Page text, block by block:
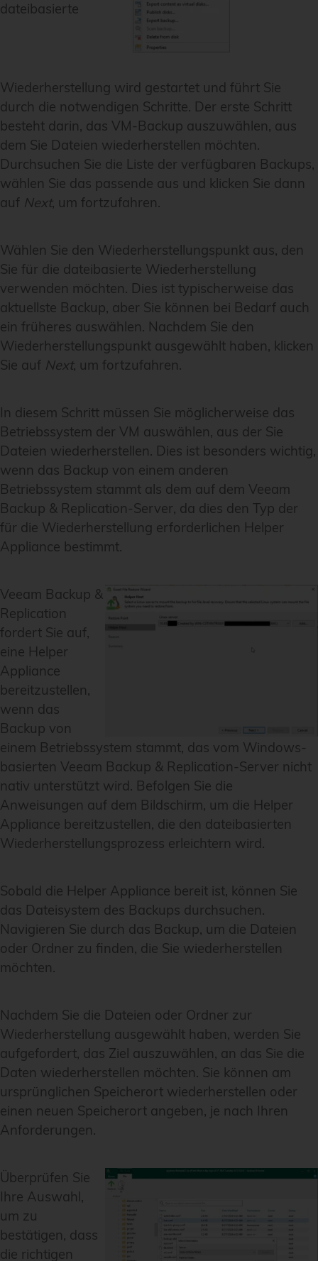
dateibasierte
Wiederherstellung wird gestartet und führt Sie
durch die notwendigen Schritte. Der erste Schritt
besteht darin, das VM-Backup auszuwählen, aus
dem Sie Dateien wiederherstellen möchten.
Durchsuchen Sie die Liste der verfügbaren Backups,
wählen Sie das passende aus und klicken Sie dann
auf Next, um fortzufahren.
Wählen Sie den Wiederherstellungspunkt aus, den
Sie für die dateibasierte Wiederherstellung
verwenden möchten. Dies ist typischerweise das
aktuellste Backup, aber Sie können bei Bedarf auch
ein früheres auswählen. Nachdem Sie den
Wiederherstellungspunkt ausgewählt haben, klicken
Sie auf Next, um fortzufahren.
In diesem Schritt müssen Sie möglicherweise das
Betriebssystem der VM auswählen, aus der Sie
Dateien wiederherstellen. Dies ist besonders wichtig,
wenn das Backup von einem anderen
Betriebssystem stammt als dem auf dem Veeam
Backup & Replication-Server, da dies den Typ der
für die Wiederherstellung erforderlichen Helper
Appliance bestimmt.
Veeam Backup &
Replication
fordert Sie auf,
eine Helper
Appliance
bereitzustellen,
wenn das
Backup von
einem Betriebssystem stammt, das vom Windows-
basierten Veeam Backup & Replication-Server nicht
nativ unterstützt wird. Befolgen Sie die
Anweisungen auf dem Bildschirm, um die Helper
Appliance bereitzustellen, die den dateibasierten
Wiederherstellungsprozess erleichtern wird.
Sobald die Helper Appliance bereit ist, können Sie
das Dateisystem des Backups durchsuchen.
Navigieren Sie durch das Backup, um die Dateien
oder Ordner zu finden, die Sie wiederherstellen
möchten.
Nachdem Sie die Dateien oder Ordner zur
Wiederherstellung ausgewählt haben, werden Sie
aufgefordert, das Ziel auszuwählen, an das Sie die
Daten wiederherstellen möchten. Sie können am
ursprünglichen Speicherort wiederherstellen oder
einen neuen Speicherort angeben, je nach Ihren
Anforderungen.
Überprüfen Sie
Ihre Auswahl,
um zu
bestätigen, dass
die richtigen